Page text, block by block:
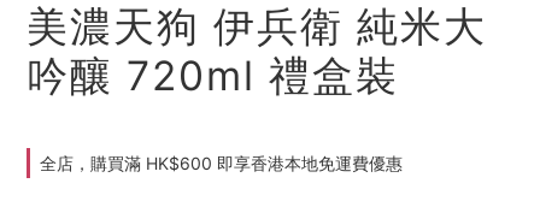
美濃天狗 伊兵衛 純米大
吟釀 720ml 禮盒裝
全店，購買滿 HK$600 即享香港本地免運費優惠